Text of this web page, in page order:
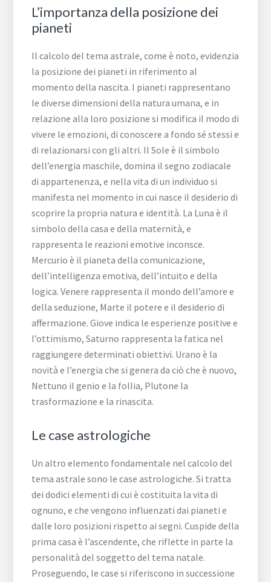
L’importanza della posizione dei
pianeti
Il calcolo del tema astrale, come è noto, evidenzia
la posizione dei pianeti in riferimento al
momento della nascita. I pianeti rappresentano
le diverse dimensioni della natura umana, e in
relazione alla loro posizione si modifica il modo di
vivere le emozioni, di conoscere a fondo sé stessi e
di relazionarsi con gli altri. Il Sole è il simbolo
dell’energia maschile, domina il segno zodiacale
di appartenenza, e nella vita di un individuo si
manifesta nel momento in cui nasce il desiderio di
scoprire la propria natura e identità. La Luna è il
simbolo della casa e della maternità, e
rappresenta le reazioni emotive inconsce.
Mercurio è il pianeta della comunicazione,
dell’intelligenza emotiva, dell’intuito e della
logica. Venere rappresenta il mondo dell’amore e
della seduzione, Marte il potere e il desiderio di
affermazione. Giove indica le esperienze positive e
l’ottimismo, Saturno rappresenta la fatica nel
raggiungere determinati obiettivi. Urano è la
novità e l’energia che si genera da ciò che è nuovo,
Nettuno il genio e la follia, Plutone la
trasformazione e la rinascita.
Le case astrologiche
Un altro elemento fondamentale nel calcolo del
tema astrale sono le case astrologiche. Si tratta
dei dodici elementi di cui è costituita la vita di
ognuno, e che vengono influenzati dai pianeti e
dalle loro posizioni rispetto ai segni. Cuspide della
prima casa è l’ascendente, che riflette in parte la
personalità del soggetto del tema natale.
Proseguendo, le case si riferiscono in successione